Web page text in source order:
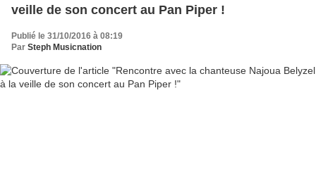
veille de son concert au Pan Piper !
Publié le 31/10/2016 à 08:19
Par Steph Musicnation